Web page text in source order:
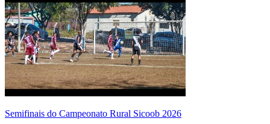
Semifinais do Campeonato Rural Sicoob 2026